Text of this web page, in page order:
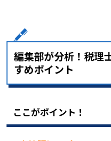
編集部が分析！税理
すめポイント
ここがポイント！